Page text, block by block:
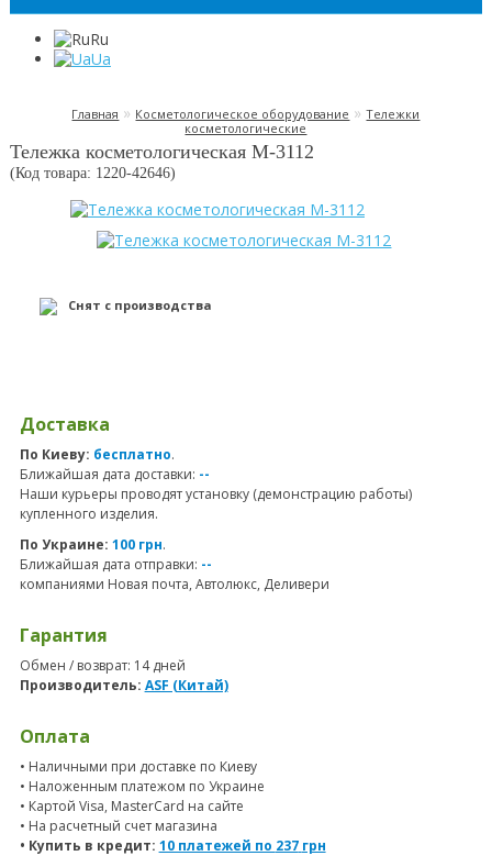
Ru
Ua
Главная » Косметологическое оборудование »Тележки
косметологические
Тележка косметологическая М-3112
(Код товара: 1220-42646)
Снят с производства
Доставка
По Киеву: бесплатно.
Ближайшая дата доставки: --
Наши курьеры проводят установку (демонстрацию работы)
купленного изделия.
По Украине: 100 грн.
Ближайшая дата отправки: --
компаниями Новая почта, Автолюкс, Деливери
Гарантия
Обмен / возврат: 14 дней
Производитель: ASF (Китай)
Оплата
• Наличными при доставке по Киеву
• Наложенным платежом по Украине
• Картой Visa, MasterCard на сайте
• На расчетный счет магазина
• Купить в кредит: 10 платежей по 237 грн